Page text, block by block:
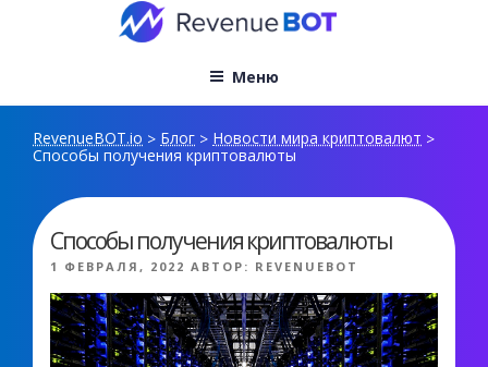
Меню
RevenueBOT.io > Блог > Новости мира криптовалют >
Способы получения криптовалюты
Способы получения криптовалюты
ОПУБЛИКОВАНО
1 ФЕВРАЛЯ, 2022 АВТОР: REVENUEBOT